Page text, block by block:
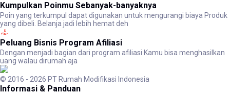
Kumpulkan Poinmu Sebanyak-banyaknya
Poin yang terkumpul dapat digunakan untuk mengurangi biaya Produk
yang dibeli. Belanja jadi lebih hemat deh
Peluang Bisnis Program Afiliasi
Dengan menjadi bagian dari program afiliasi Kamu bisa menghasilkan
uang walau dirumah aja
© 2016 - 2026 PT Rumah Modifikasi Indonesia
Informasi & Panduan